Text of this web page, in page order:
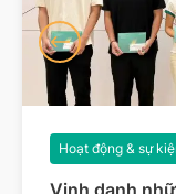
Vinh danh
Hoạt động & sự